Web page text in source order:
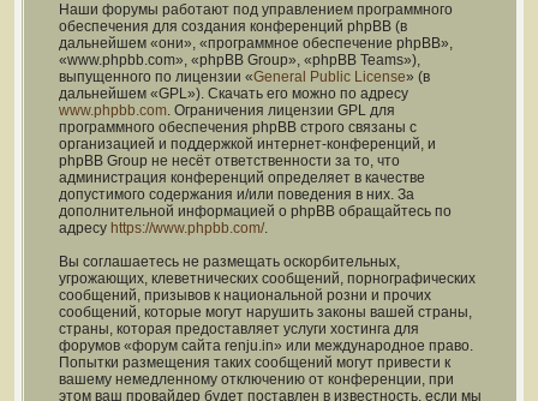
Наши форумы работают под управлением программного
обеспечения для создания конференций phpBB (в
дальнейшем «они», «программное обеспечение phpBB»,
«www.phpbb.com», «phpBB Group», «phpBB Teams»),
выпущенного по лицензии «General Public License» (в
дальнейшем «GPL»). Скачать его можно по адресу
www.phpbb.com. Ограничения лицензии GPL для
программного обеспечения phpBB строго связаны с
организацией и поддержкой интернет-конференций, и
phpBB Group не несёт ответственности за то, что
администрация конференций определяет в качестве
допустимого содержания и/или поведения в них. За
дополнительной информацией о phpBB обращайтесь по
адресу https://www.phpbb.com/.
Вы соглашаетесь не размещать оскорбительных,
угрожающих, клеветнических сообщений, порнографических
сообщений, призывов к национальной розни и прочих
сообщений, которые могут нарушить законы вашей страны,
страны, которая предоставляет услуги хостинга для
форумов «форум сайта renju.in» или международное право.
Попытки размещения таких сообщений могут привести к
вашему немедленному отключению от конференции, при
этом ваш провайдер будет поставлен в известность, если мы